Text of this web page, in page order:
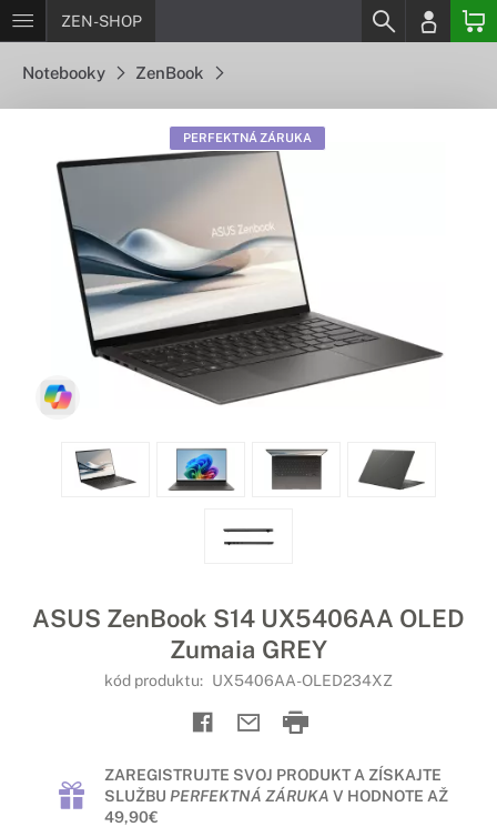
ZEN-SHOP
Notebooky ZenBook
PERFEKTNÁ ZÁRUKA
ASUS ZenBook S14 UX5406AA OLED
Zumaia GREY
kód produktu: UX5406AA-OLED234XZ
ZAREGISTRUJTE SVOJ PRODUKT A ZÍSKAJTE
SLUŽBU PERFEKTNÁ ZÁRUKA V HODNOTE AŽ
49,90€